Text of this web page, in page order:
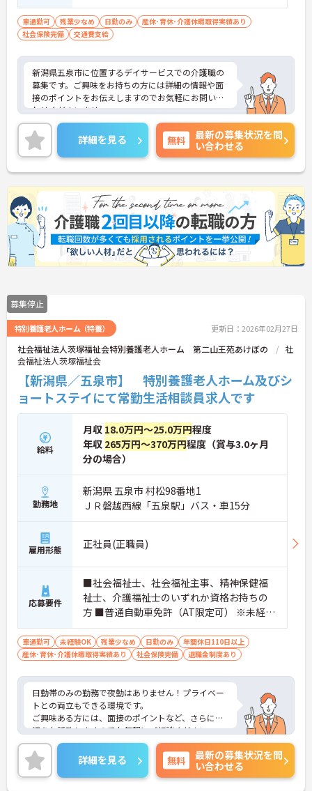
車通勤可 残業少なめ 日勤のみ
産休･育休･介護休暇取得実績あり
社会保険完備
交通費支給
新潟県五泉市に位置するデイサービスでの介護職の
募集です。ご興味をお持ちの方には詳細の情報や面
接のポイントをお伝えしますのでお気軽にお問い合
わせくださいませ。
詳細を見る 無料
最新の募集状況を問
い合わせる
募集停止
特別養護老人ホーム（特養） 更新日：2026年02月27日
社会福祉法人茨塚福祉会特別養護老人ホーム 第二山王苑あけぼの
社
会福祉法人茨塚福祉会
【新潟県／五泉市】 特別養護老人ホーム及びシ
ョートステイにて常勤生活相談員求人です
給料
月収 18.0万円～25.0万円程度
年収 265万円～370万円程度（賞与3.0ヶ月
分の場合）
勤務地
新潟県 五泉市 村松98番地1
ＪＲ磐越西線「五泉駅」バス・車15分
雇用形態 正社員(正職員)
応募要件
■社会福祉士、社会福祉主事、精神保健福
祉士、介護福祉士のいずれか資格お持ちの
方 ■普通自動車免許（AT限定可） ※未経験
者応相談
車通勤可 未経験OK 残業少なめ 日勤のみ
年間休日110日以上
産休･育休･介護休暇取得実績あり
社会保険完備 退職金制度あり
日勤帯のみの勤務で夜勤はありません！プライベー
トとの両立もできる環境です。
ご興味ある方には、面接のポイントなど、さらに詳
細をお話致しますのでお気軽にご相談ください。
詳細を見る 無料
最新の募集状況を問
い合わせる